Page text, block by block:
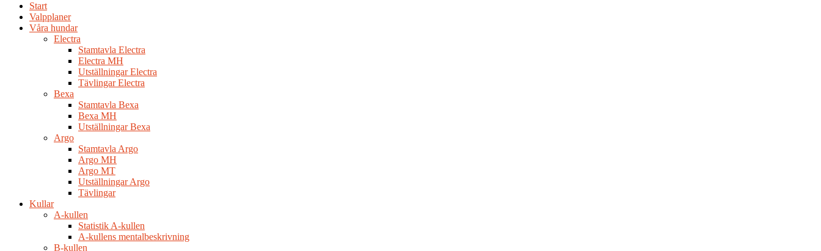
Start
Valpplaner
Våra hundar
Electra
Stamtavla Electra
Electra MH
Utställningar Electra
Tävlingar Electra
Bexa
Stamtavla Bexa
Bexa MH
Utställningar Bexa
Argo
Stamtavla Argo
Argo MH
Argo MT
Utställningar Argo
Tävlingar
Kullar
A-kullen
Statistik A-kullen
A-kullens mentalbeskrivning
B-kullen